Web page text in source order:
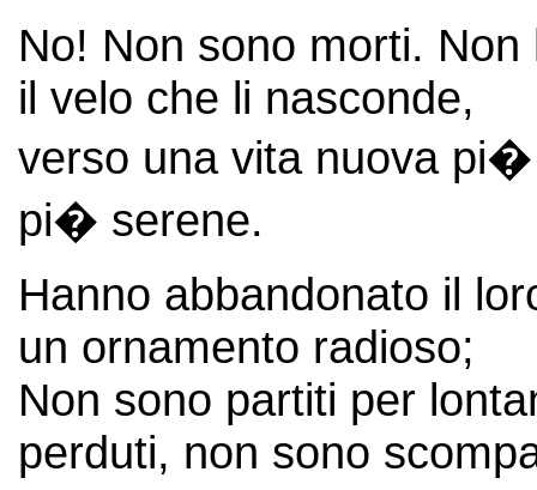
No! Non sono morti.
il velo che li nasconde,
verso una vita nuova
pi� serene.
Hanno abbandonato il
un ornamento radioso;
Non sono partiti per
perduti, non sono